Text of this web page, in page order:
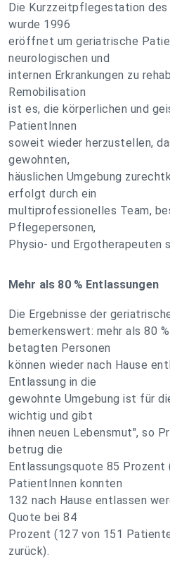
Die Kurzzeitpflegestation
wurde 1996
eröffnet um geriatrische
neurologischen und
internen Erkrankungen zu
Remobilisation
ist es, die körperlichen und
PatientInnen
soweit wieder herzustellen,
gewohnten,
häuslichen Umgebung
erfolgt durch ein
multiprofessionelles Team,
Pflegepersonen,
Physio- und Ergotherapeuten
Mehr als 80 % Entlassungen
Die Ergebnisse der
bemerkenswert: mehr als 80
betagten Personen
können wieder nach Hause
Entlassung in die
gewohnte Umgebung ist für
wichtig und gibt
ihnen neuen Lebensmut", so
betrug die
Entlassungsquote 85 Prozent
PatientInnen konnten
132 nach Hause entlassen
Quote bei 84
Prozent (127 von 151
zurück).